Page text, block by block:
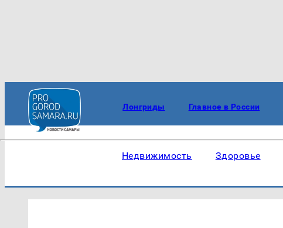
Лонгриды Главное в России
Недвижимость Здоровье